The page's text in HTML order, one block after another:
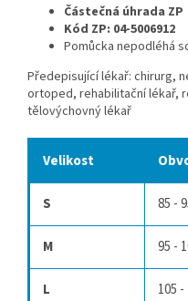
Částečná úhrada ZP
Kód ZP: 04-5006912
Pomůcka nepodléhá
Předepisující lékař: chirurg,
ortoped, rehabilitační lékař,
tělovýchovný lékař
Velikost
S 85 -
M 95 -
L 105 -